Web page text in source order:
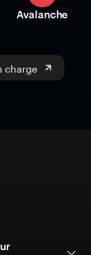
Avalanche
charge